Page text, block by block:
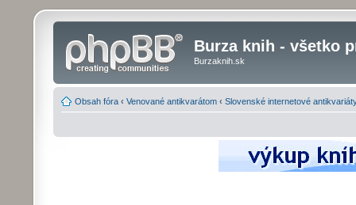
Burza knih - všetko
Burzaknih.sk
Obsah fóra ‹ Venované antikvarátom ‹ Slovenské internetové